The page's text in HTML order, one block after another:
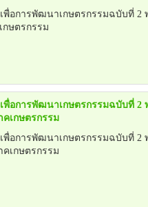
อการพัฒนาเกษตรกรรมฉบับที่ 2
ษตรกรรม
อการพัฒนาเกษตรกรรมฉบับที่ 2
เกษตรกรรม
อการพัฒนาเกษตรกรรมฉบับที่ 2
เกษตรกรรม